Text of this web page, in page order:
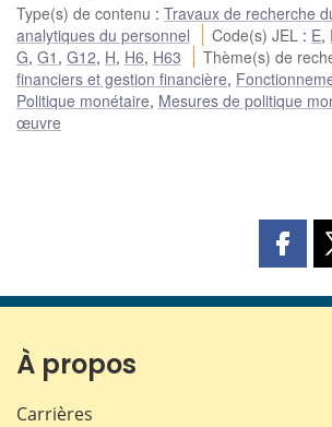
Type(s) de contenu : Travaux de recherche
analytiques du personnel
Code(s) JEL : E,
G, G1 , G12, H, H6, H63 Thème(s) de
financiers et gestion financière,
Politique monétaire, Mesures de politique
œuvre
page
À propos
Carrières